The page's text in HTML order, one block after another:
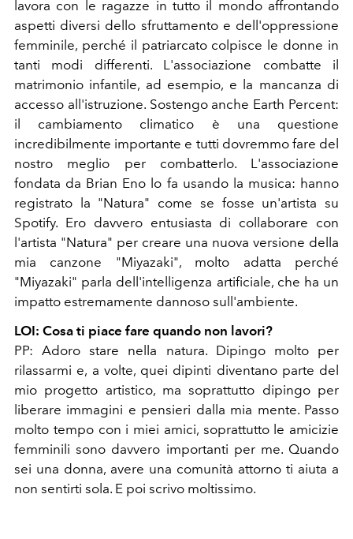
lavora con le ragazze in tutto il mondo affrontando
aspetti diversi dello sfruttamento e dell'oppressione
femminile, perché il patriarcato colpisce le donne in
tanti modi differenti. L'associazione combatte il
matrimonio infantile, ad esempio, e la mancanza di
accesso all'istruzione. Sostengo anche Earth Percent:
il cambiamento climatico è una questione
incredibilmente importante e tutti dovremmo fare del
nostro meglio per combatterlo. L'associazione
fondata da Brian Eno lo fa usando la musica: hanno
registrato la "Natura" come se fosse un'artista su
Spotify. Ero davvero entusiasta di collaborare con
l'artista "Natura" per creare una nuova versione della
mia canzone "Miyazaki", molto adatta perché
"Miyazaki" parla dell'intelligenza artificiale, che ha un
impatto estremamente dannoso sull'ambiente.
LOI: Cosa ti piace fare quando non lavori?
PP: Adoro stare nella natura. Dipingo molto per
rilassarmi e, a volte, quei dipinti diventano parte del
mio progetto artistico, ma soprattutto dipingo per
liberare immagini e pensieri dalla mia mente. Passo
molto tempo con i miei amici, soprattutto le amicizie
femminili sono davvero importanti per me. Quando
sei una donna, avere una comunità attorno ti aiuta a
non sentirti sola. E poi scrivo moltissimo.